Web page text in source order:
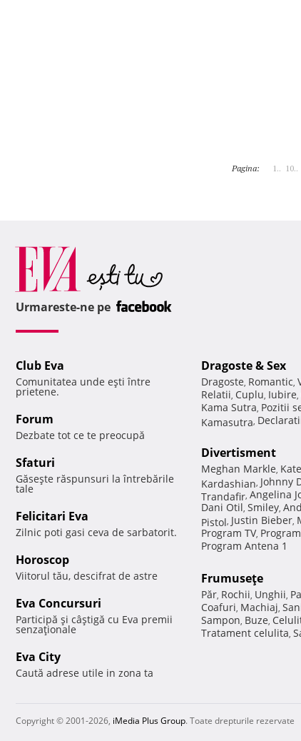
Pagina: 1.. 10..
Urmareste-ne pe
Club Eva
Comunitatea unde eşti între
prietene.
Forum
Dezbate tot ce te preocupă
Sfaturi
Găseşte răspunsuri la întrebările
tale
Felicitari Eva
Zilnic poti gasi ceva de sarbatorit.
Horoscop
Viitorul tău, descifrat de astre
Eva Concursuri
Participă şi câştigă cu Eva premii
senzaţionale
Eva City
Caută adrese utile in zona ta
Dragoste & Sex
Dragoste, Romantic,
Relatii, Cuplu, Iubire,
Kama Sutra, Pozitii
Kamasutra,
Divertisment
Meghan Markle,
Kardashian, Johnny
Trandafir, Angelina
Dani Otil, Smiley,
Pistol, Justin Bieber,
Program TV,
Program Antena 1
Frumuseţe
Păr, Rochii, Unghii,
Coafuri, Machiaj,
Sampon, Buze,
Tratament celulita,
Copyright © 2001-2026, iMedia Plus Group. Toate drepturile rezervate